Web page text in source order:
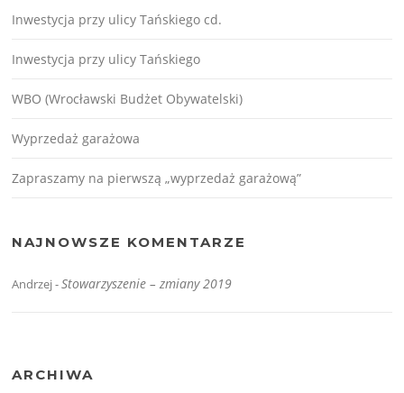
Inwestycja przy ulicy Tańskiego cd.
Inwestycja przy ulicy Tańskiego
WBO (Wrocławski Budżet Obywatelski)
Wyprzedaż garażowa
Zapraszamy na pierwszą „wyprzedaż garażową”
NAJNOWSZE KOMENTARZE
Andrzej-Stowarzyszenie – zmiany 2019
ARCHIWA